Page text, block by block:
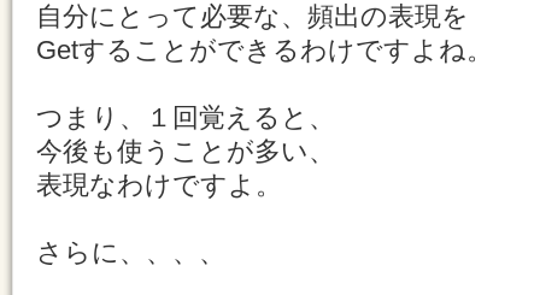
自分にとって必要な、頻出の表現を
Getすることができるわけですよね。
つまり、１回覚えると、
今後も使うことが多い、
表現なわけですよ。
さらに、、、、